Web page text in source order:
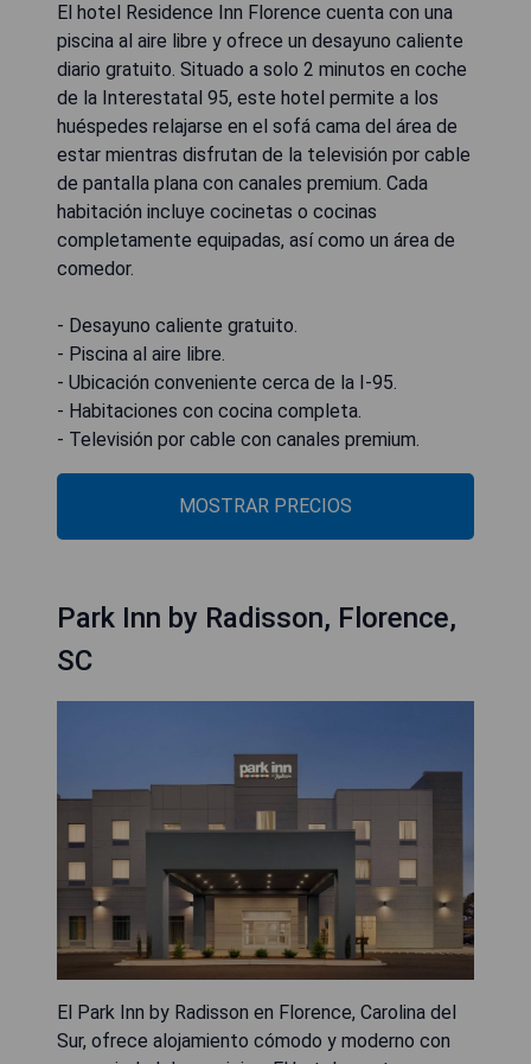
El hotel Residence Inn Florence cuenta con una
piscina al aire libre y ofrece un desayuno caliente
diario gratuito. Situado a solo 2 minutos en coche
de la Interestatal 95, este hotel permite a los
huéspedes relajarse en el sofá cama del área de
estar mientras disfrutan de la televisión por cable
de pantalla plana con canales premium. Cada
habitación incluye cocinetas o cocinas
completamente equipadas, así como un área de
comedor.
- Desayuno caliente gratuito.
- Piscina al aire libre.
- Ubicación conveniente cerca de la I-95.
- Habitaciones con cocina completa.
- Televisión por cable con canales premium.
MOSTRAR PRECIOS
Park Inn by Radisson, Florence,
SC
El Park Inn by Radisson en Florence, Carolina del
Sur, ofrece alojamiento cómodo y moderno con